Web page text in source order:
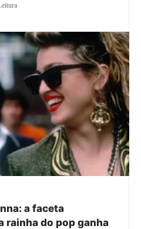
a faceta
rainha do pop ganha